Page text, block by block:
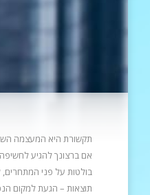
תקשורת היא המעצמה
אם ברצונך להגיע
בולטות על פני המתחרים,
תוצאות – הגעת למקום